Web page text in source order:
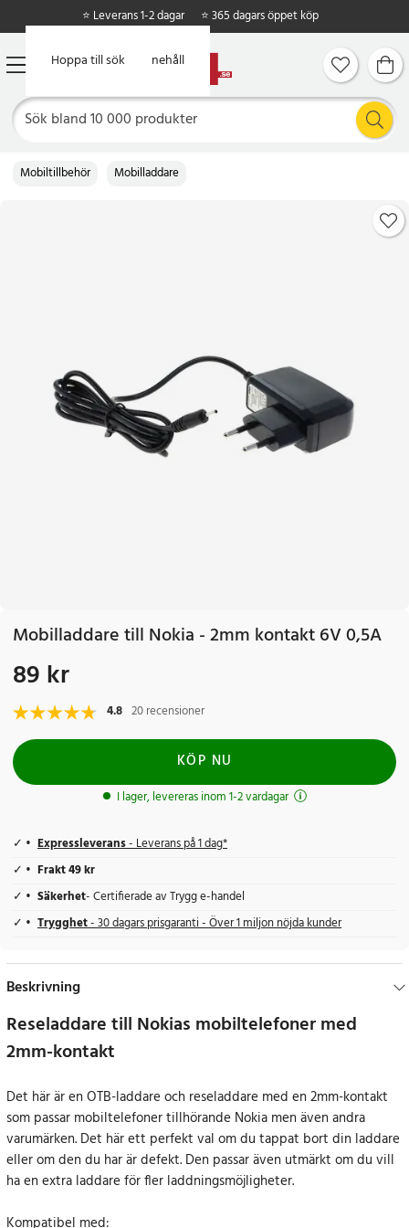
Hoppa till huvudinnehåll
Hoppa till sök
⭐ Leverans 1-2 dagar ⭐ 365 dagars öppet köp
Mobiltillbehör Mobilladdare
Mobilladdare till Nokia - 2mm kontakt 6V 0,5A
Pris: 89 kr
89 kr
4.8 20 recensioner
KÖP NU
I lager, levereras inom 1-2 vardagar
Expressleverans- Leverans på 1 dag*
Frakt 49 kr
Säkerhet- Certifierade av Trygg e-handel
Trygghet- 30 dagars prisgaranti - Över 1 miljon nöjda kunder
Beskrivning
Reseladdare till Nokias mobiltelefoner med
2mm-kontakt
Det här är en OTB-laddare och reseladdare med en 2mm-kontakt
som passar mobiltelefoner tillhörande Nokia men även andra
varumärken. Det här ett perfekt val om du tappat bort din laddare
eller om den du har är defekt. Den passar även utmärkt om du vill
ha en extra laddare för fler laddningsmöjligheter.
Kompatibel med: